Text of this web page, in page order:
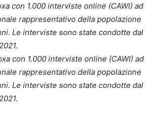
con 1.000 interviste online (CAWI) ad
rappresentativo della popolazione
Le interviste sono state condotte dal
con 1.000 interviste online (CAWI) ad
rappresentativo della popolazione
Le interviste sono state condotte dal